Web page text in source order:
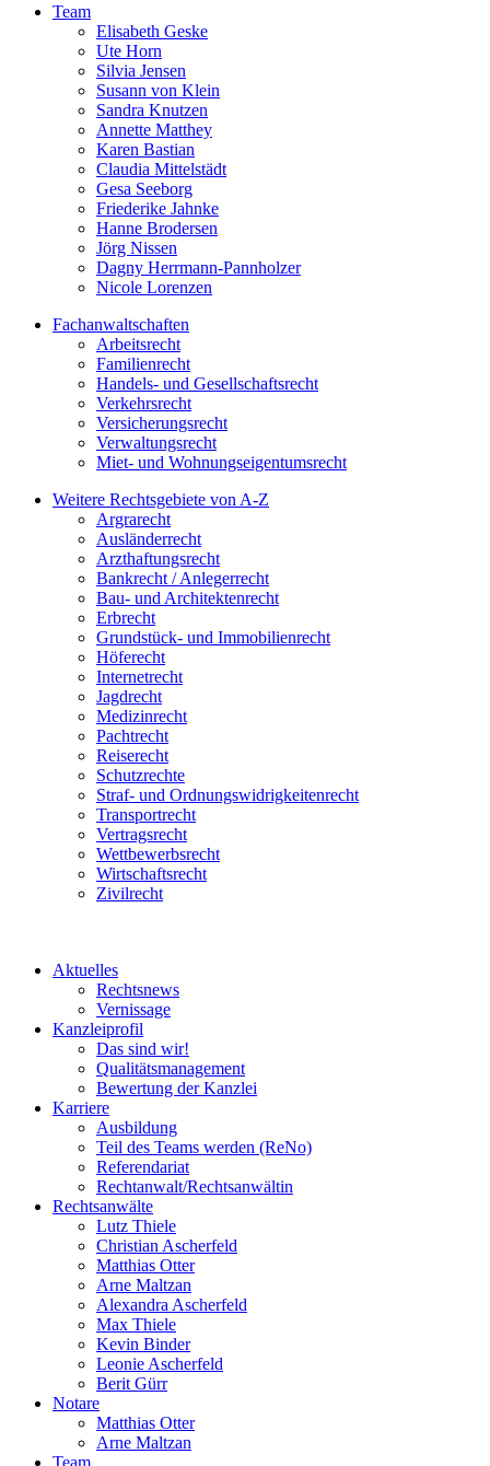
Team
Elisabeth Geske
Ute Horn
Silvia Jensen
Susann von Klein
Sandra Knutzen
Annette Matthey
Karen Bastian
Claudia Mittelstädt
Gesa Seeborg
Friederike Jahnke
Hanne Brodersen
Jörg Nissen
Dagny Herrmann-Pannholzer
Nicole Lorenzen
Fachanwaltschaften
Arbeitsrecht
Familienrecht
Handels- und Gesellschaftsrecht
Verkehrsrecht
Versicherungsrecht
Verwaltungsrecht
Miet- und Wohnungseigentumsrecht
Weitere Rechtsgebiete von A-Z
Argrarecht
Ausländerrecht
Arzthaftungsrecht
Bankrecht / Anlegerrecht
Bau- und Architektenrecht
Erbrecht
Grundstück- und Immobilienrecht
Höferecht
Internetrecht
Jagdrecht
Medizinrecht
Pachtrecht
Reiserecht
Schutzrechte
Straf- und Ordnungswidrigkeitenrecht
Transportrecht
Vertragsrecht
Wettbewerbsrecht
Wirtschaftsrecht
Zivilrecht
Aktuelles
Rechtsnews
Vernissage
Kanzleiprofil
Das sind wir!
Qualitätsmanagement
Bewertung der Kanzlei
Karriere
Ausbildung
Teil des Teams werden (ReNo)
Referendariat
Rechtanwalt/Rechtsanwältin
Rechtsanwälte
Lutz Thiele
Christian Ascherfeld
Matthias Otter
Arne Maltzan
Alexandra Ascherfeld
Max Thiele
Kevin Binder
Leonie Ascherfeld
Berit Gürr
Notare
Matthias Otter
Arne Maltzan
Team